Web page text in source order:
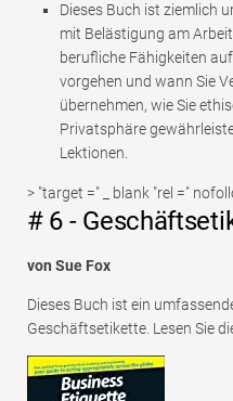
Dieses Buch ist ziemlich
mit Belästigung am
berufliche Fähigkeiten
vorgehen und wann Sie
übernehmen, wie Sie
Privatsphäre
Lektionen.
> "target =" _ blank "rel ="
# 6 -
von Sue Fox
Dieses Buch ist ein
Geschäftsetikette. Lesen Sie